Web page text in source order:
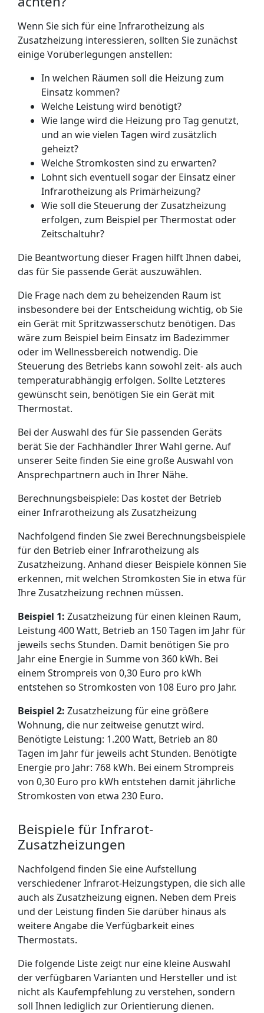
Wenn Sie sich für eine Infrarotheizung als
Zusatzheizung interessieren, sollten Sie zunächst
einige Vorüberlegungen anstellen:
In welchen Räumen soll die Heizung zum
Einsatz kommen?
Welche Leistung wird benötigt?
Wie lange wird die Heizung pro Tag genutzt,
und an wie vielen Tagen wird zusätzlich
geheizt?
Welche Stromkosten sind zu erwarten?
Lohnt sich eventuell sogar der Einsatz einer
Infrarotheizung als Primärheizung?
Wie soll die Steuerung der Zusatzheizung
erfolgen, zum Beispiel per Thermostat oder
Zeitschaltuhr?
Die Beantwortung dieser Fragen hilft Ihnen dabei,
das für Sie passende Gerät auszuwählen.
Die Frage nach dem zu beheizenden Raum ist
insbesondere bei der Entscheidung wichtig, ob Sie
ein Gerät mit Spritzwasserschutz benötigen. Das
wäre zum Beispiel beim Einsatz im Badezimmer
oder im Wellnessbereich notwendig. Die
Steuerung des Betriebs kann sowohl zeit- als auch
temperaturabhängig erfolgen. Sollte Letzteres
gewünscht sein, benötigen Sie ein Gerät mit
Thermostat.
Bei der Auswahl des für Sie passenden Geräts
berät Sie der Fachhändler Ihrer Wahl gerne. Auf
unserer Seite finden Sie eine große Auswahl von
Ansprechpartnern auch in Ihrer Nähe.
Berechnungsbeispiele: Das kostet der Betrieb
einer Infrarotheizung als Zusatzheizung
Nachfolgend finden Sie zwei Berechnungsbeispiele
für den Betrieb einer Infrarotheizung als
Zusatzheizung. Anhand dieser Beispiele können Sie
erkennen, mit welchen Stromkosten Sie in etwa für
Ihre Zusatzheizung rechnen müssen.
Beispiel 1: Zusatzheizung für einen kleinen Raum,
Leistung 400 Watt, Betrieb an 150 Tagen im Jahr für
jeweils sechs Stunden. Damit benötigen Sie pro
Jahr eine Energie in Summe von 360 kWh. Bei
einem Strompreis von 0,30 Euro pro kWh
entstehen so Stromkosten von 108 Euro pro Jahr.
Beispiel 2: Zusatzheizung für eine größere
Wohnung, die nur zeitweise genutzt wird.
Benötigte Leistung: 1.200 Watt, Betrieb an 80
Tagen im Jahr für jeweils acht Stunden. Benötigte
Energie pro Jahr: 768 kWh. Bei einem Strompreis
von 0,30 Euro pro kWh entstehen damit jährliche
Stromkosten von etwa 230 Euro.
Beispiele für Infrarot-
Zusatzheizungen
Nachfolgend finden Sie eine Aufstellung
verschiedener Infrarot-Heizungstypen, die sich alle
auch als Zusatzheizung eignen. Neben dem Preis
und der Leistung finden Sie darüber hinaus als
weitere Angabe die Verfügbarkeit eines
Thermostats.
Die folgende Liste zeigt nur eine kleine Auswahl
der verfügbaren Varianten und Hersteller und ist
nicht als Kaufempfehlung zu verstehen, sondern
soll Ihnen lediglich zur Orientierung dienen.